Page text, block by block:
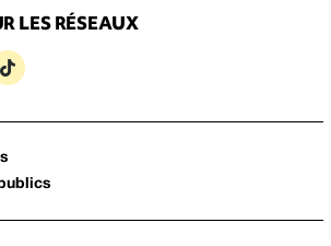
LES RÉSEAUX